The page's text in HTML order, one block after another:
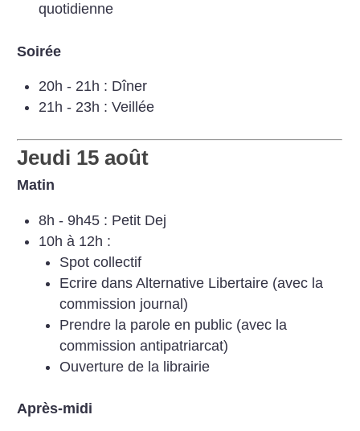
quotidienne
Soirée
20h - 21h : Dîner
21h - 23h : Veillée
Jeudi 15 août
Matin
8h - 9h45 : Petit Dej
10h à 12h :
Spot collectif
Ecrire dans Alternative Libertaire (avec la
commission journal)
Prendre la parole en public (avec la
commission antipatriarcat)
Ouverture de la librairie
Après-midi